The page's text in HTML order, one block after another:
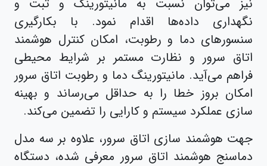
نیز می‌توان نسبت به مانیتورینگ و ثبت و
نگهداری داده‌ها اقدام نمود. با بکارگیری
سنسورهای دما و رطوبت، امکان کنترل هوشمند
اتاق سرور و نظارت مستمر بر شرایط محیطی
فراهم می‌آید. مانیتورینگ دما و رطوبت اتاق سرور
امکان بروز خطا را به حداقل می‌رساند و بهینه
سازی عملکرد سیستم و کارایی را تضمین می‌کند.
جهت هوشمند سازی اتاق سرور، علاوه بر سه مدل
دماسنج هوشمند اتاق سرور معرفی شده، دستگاه